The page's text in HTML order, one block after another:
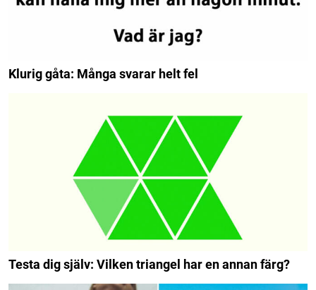
Klurig gåta: Många svarar helt fel
Testa dig själv: Vilken triangel har en annan färg?